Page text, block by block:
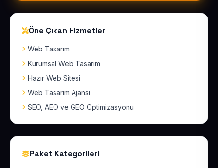
Öne Çıkan Hizmetler
Web Tasarım
Kurumsal Web Tasarım
Hazır Web Sitesi
Web Tasarım Ajansı
SEO, AEO ve GEO Optimizasyonu
Paket Kategorileri